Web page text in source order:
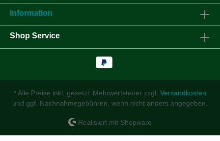
Information
Shop Service
* Alle Preise inkl. gesetzl. Mehrwertsteuer zzgl. Versandkosten
und ggf. Nachnahmegebühren, wenn nicht anders angegeben.
Realisiert mit Shopware